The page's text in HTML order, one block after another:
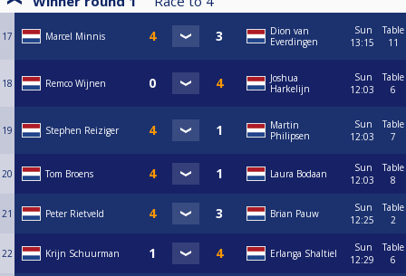
17 Marcel Minnis
Dion van
Everdingen
Sun
13:15
Table
11
18 Remco Wijnen
Joshua
Harkelijn
Sun
12:03
Table
6
19 Stephen Reiziger
Martin
Philipsen
Sun
12:03
Table
7
20 Tom Broens Laura Bodaan
Sun
12:03
Table
8
21 Peter Rietveld Brian Pauw
Sun
12:25
Table
2
22 Krijn Schuurman Erlanga Shaltiel
Sun
12:29
Table
6